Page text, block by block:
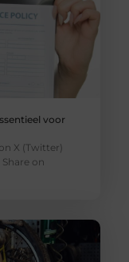
voor
X (Twitter)
on